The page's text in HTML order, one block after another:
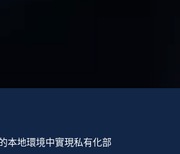
本地環境中實現私有化部